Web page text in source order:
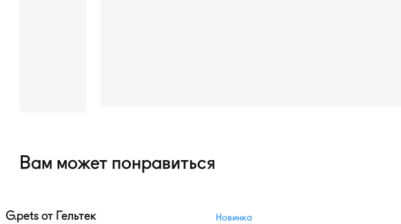
Вам может понравиться
G.pets от Гельтек Новинка